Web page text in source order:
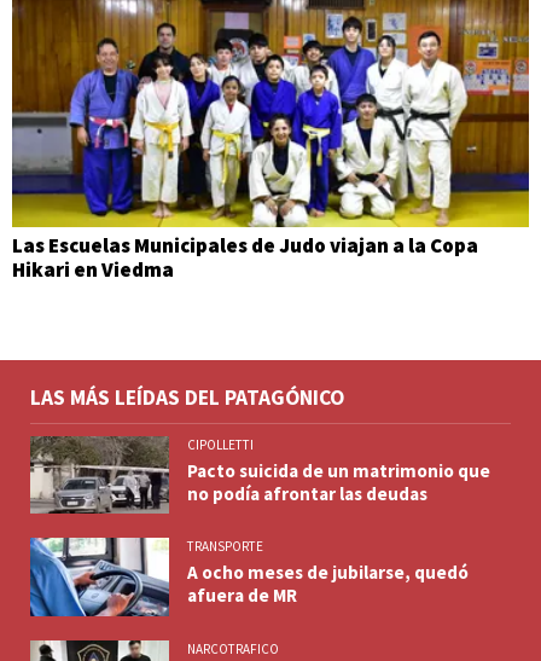
Las Escuelas Municipales de Judo viajan a la Copa
Hikari en Viedma
LAS MÁS LEÍDAS DEL PATAGÓNICO
CIPOLLETTI
Pacto suicida de un matrimonio que
no podía afrontar las deudas
TRANSPORTE
A ocho meses de jubilarse, quedó
afuera de MR
NARCOTRAFICO